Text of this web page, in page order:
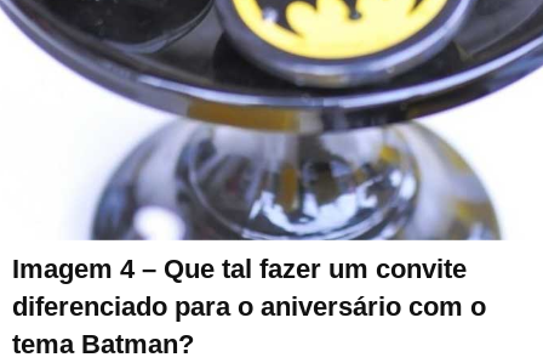
Imagem 4 – Que tal fazer um convite
diferenciado para o aniversário com o
tema Batman?